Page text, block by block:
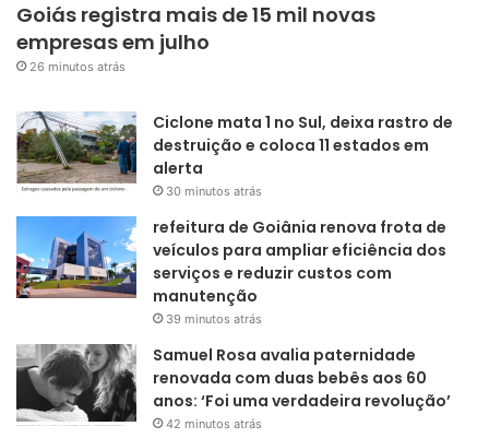
Goiás registra mais de 15 mil novas
empresas em julho
26 minutos atrás
Ciclone mata 1 no Sul, deixa rastro de
destruição e coloca 11 estados em
alerta
30 minutos atrás
refeitura de Goiânia renova frota de
veículos para ampliar eficiência dos
serviços e reduzir custos com
manutenção
39 minutos atrás
Samuel Rosa avalia paternidade
renovada com duas bebês aos 60
anos: ‘Foi uma verdadeira revolução’
42 minutos atrás